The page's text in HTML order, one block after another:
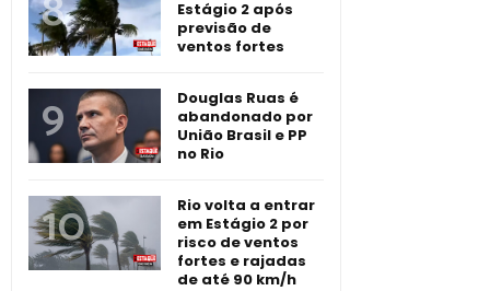
Estágio 2 após
previsão de
ventos fortes
Douglas Ruas é
abandonado por
União Brasil e PP
no Rio
Rio volta a entrar
em Estágio 2 por
risco de ventos
fortes e rajadas
de até 90 km/h